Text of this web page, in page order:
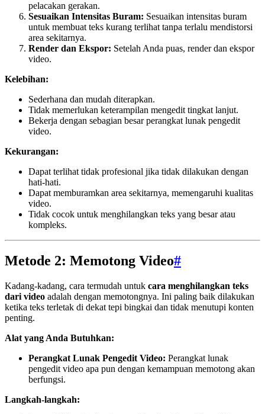
pelacakan gerakan.
Sesuaikan Intensitas Buram: Sesuaikan intensitas buram
untuk membuat teks kurang terlihat tanpa terlalu mendistorsi
area sekitarnya.
Render dan Ekspor: Setelah Anda puas, render dan ekspor
video.
Kelebihan:
Sederhana dan mudah diterapkan.
Tidak memerlukan keterampilan mengedit tingkat lanjut.
Bekerja dengan sebagian besar perangkat lunak pengedit
video.
Kekurangan:
Dapat terlihat tidak profesional jika tidak dilakukan dengan
hati-hati.
Dapat memburamkan area sekitarnya, memengaruhi kualitas
video.
Tidak cocok untuk menghilangkan teks yang besar atau
kompleks.
Metode 2: Memotong Video#
Kadang-kadang, cara termudah untuk cara menghilangkan teks
dari video adalah dengan memotongnya. Ini paling baik dilakukan
ketika teks terletak di dekat tepi bingkai dan tidak menutupi konten
penting.
Alat yang Anda Butuhkan:
Perangkat Lunak Pengedit Video: Perangkat lunak
pengedit video apa pun dengan kemampuan memotong akan
berfungsi.
Langkah-langkah: